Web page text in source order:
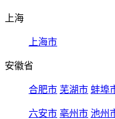
上海
上海市
安徽省
合肥市 芜湖市 蚌埠
六安市 亳州市 池州